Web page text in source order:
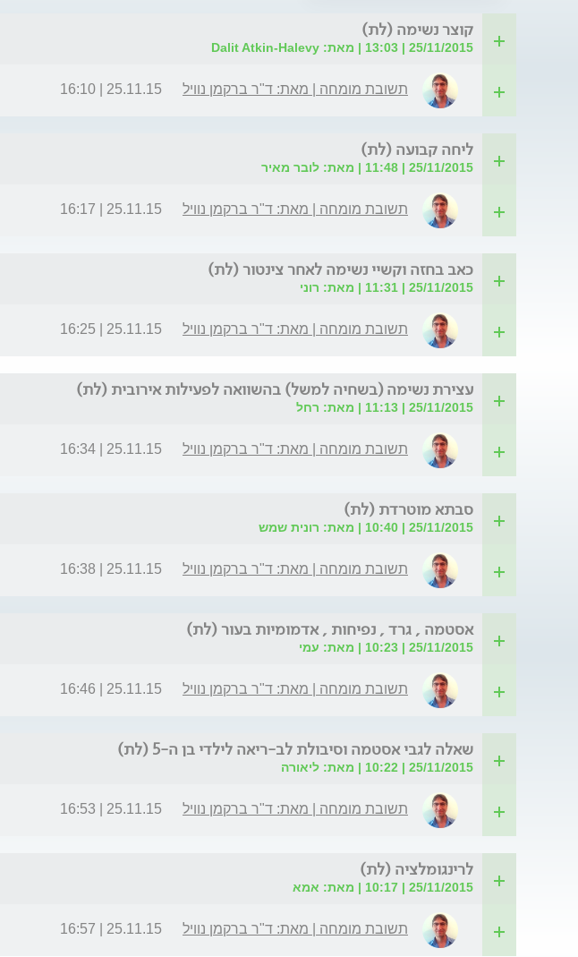
קוצר נשימה (לת)
25/11/2015 | 13:03 | מאת: Dalit Atkin-Halevy
תשובת מומחה | מאת: ד"ר ברקמן נוויל 25.11.15 | 16:10
ליחה קבועה (לת)
25/11/2015 | 11:48 | מאת: לובר מאיר
תשובת מומחה | מאת: ד"ר ברקמן נוויל 25.11.15 | 16:17
כאב בחזה וקשיי נשימה לאחר צינטור (לת)
25/11/2015 | 11:31 | מאת: רוני
תשובת מומחה | מאת: ד"ר ברקמן נוויל 25.11.15 | 16:25
עצירת נשימה (בשחיה למשל) בהשוואה לפעילות אירובית (לת)
25/11/2015 | 11:13 | מאת: רחל
תשובת מומחה | מאת: ד"ר ברקמן נוויל 25.11.15 | 16:34
סבתא מוטרדת (לת)
25/11/2015 | 10:40 | מאת: רונית שמש
תשובת מומחה | מאת: ד"ר ברקמן נוויל 25.11.15 | 16:38
אסטמה , גרד , נפיחות , אדמומיות בעור (לת)
25/11/2015 | 10:23 | מאת: עמי
תשובת מומחה | מאת: ד"ר ברקמן נוויל 25.11.15 | 16:46
שאלה לגבי אסטמה וסיבולת לב-ריאה לילדי בן ה-5 (לת)
25/11/2015 | 10:22 | מאת: ליאורה
תשובת מומחה | מאת: ד"ר ברקמן נוויל 25.11.15 | 16:53
לרינגומלציה (לת)
25/11/2015 | 10:17 | מאת: אמא
תשובת מומחה | מאת: ד"ר ברקמן נוויל 25.11.15 | 16:57